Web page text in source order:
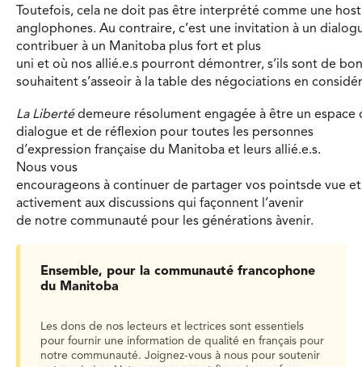
Toutefois, cela ne doit pas être interprété comme une
anglophones. Au contraire, c’est une invitation à un
contribuer à un Manitoba plus fort et plus
uni et où nos allié.e.s pourront démontrer, s’ils sont de
souhaitent s’asseoir à la table des négociations en
La Libertédemeure résolument engagée à être un espace
dialogue et de réflexion pour toutes les personnes
d’expression française du Manitoba et leurs allié.e.s.
Nous vous
encourageons à continuer de partager vos pointsde vue
activement aux discussions qui façonnent l’avenir
de notre communauté pour les générations àvenir.
Ensemble, pour la communauté francophone
du Manitoba
Les dons de nos lecteurs et lectrices sont essentiels
pour fournir une information de qualité en français pour
notre communauté. Joignez-vous à nous pour soutenir